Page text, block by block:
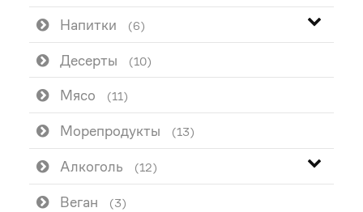
Напитки (6)
Десерты (10)
Мясо (11)
Морепродукты (13)
Алкоголь (12)
Веган (3)